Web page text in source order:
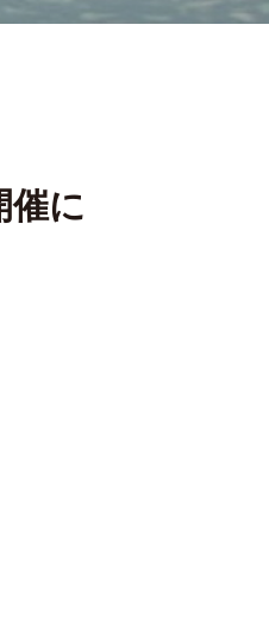
催に